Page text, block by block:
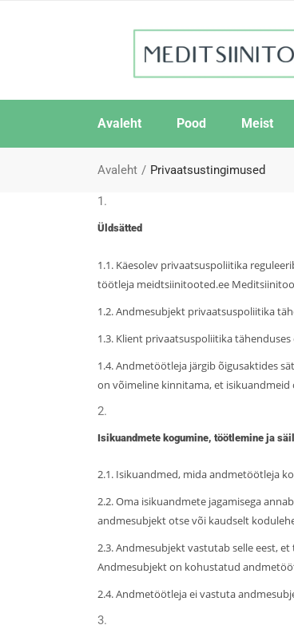
Avaleht Pood Meist
Avaleht Privaatsustingimused
Üldsätted
1.1. Käesolev privaatsuspoliitika
töötleja meidtsiinitooted.ee
1.2. Andmesubjekt privaatsuspoliitika
1.3. Klient privaatsuspoliitika
1.4. Andmetöötleja järgib õigusaktides
on võimeline kinnitama, et
Isikuandmete kogumine, töötlemine ja
2.1. Isikuandmed, mida andmetöötleja
2.2. Oma isikuandmete jagamisega
andmesubjekt otse või kaudselt
2.3. Andmesubjekt vastutab selle eest,
Andmesubjekt on kohustatud
2.4. Andmetöötleja ei vastuta